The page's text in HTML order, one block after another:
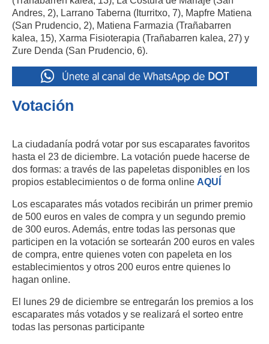
Andres, 2), Larrano Taberna (Iturritxo, 7), Mapfre Matiena
(San Prudencio, 2), Matiena Farmazia (Trañabarren
kalea, 15), Xarma Fisioterapia (Trañabarren kalea, 27) y
Zure Denda (San Prudencio, 6).
Votación
La ciudadanía podrá votar por sus escaparates favoritos
hasta el 23 de diciembre. La votación puede hacerse de
dos formas: a través de las papeletas disponibles en los
propios establecimientos o de forma online AQUÍ
Los escaparates más votados recibirán un primer premio
de 500 euros en vales de compra y un segundo premio
de 300 euros. Además, entre todas las personas que
participen en la votación se sortearán 200 euros en vales
de compra, entre quienes voten con papeleta en los
establecimientos y otros 200 euros entre quienes lo
hagan online.
El lunes 29 de diciembre se entregarán los premios a los
escaparates más votados y se realizará el sorteo entre
todas las personas participante